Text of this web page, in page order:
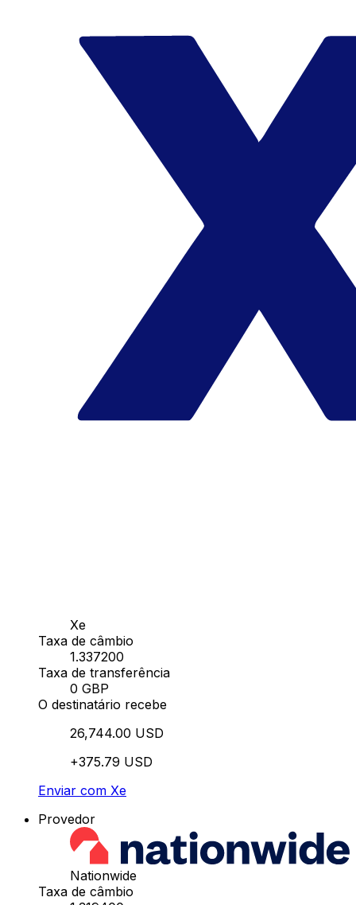
Xe
Taxa de câmbio
1.337200
Taxa de transferência
0 GBP
O destinatário recebe
26,744.00 USD
+375.79 USD
Enviar com Xe
Provedor
Nationwide
Taxa de câmbio